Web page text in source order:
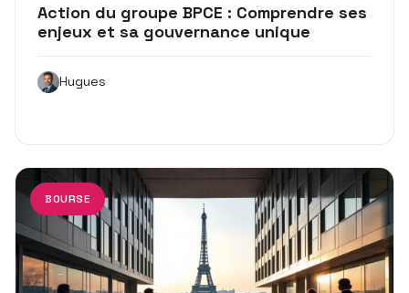
Action du groupe BPCE : Comprendre ses
enjeux et sa gouvernance unique
Hugues
BOURSE